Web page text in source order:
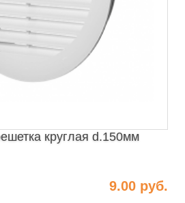
круглая d.150мм
9.00 руб.